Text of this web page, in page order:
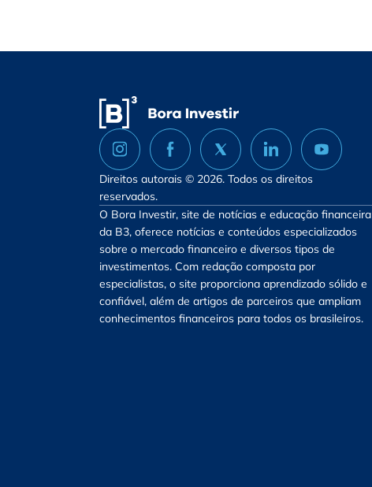
Direitos autorais © 2026. Todos os direitos
reservados.
O Bora Investir, site de notícias e educação financeira
da B3, oferece notícias e conteúdos especializados
sobre o mercado financeiro e diversos tipos de
investimentos. Com redação composta por
especialistas, o site proporciona aprendizado sólido e
confiável, além de artigos de parceiros que ampliam
conhecimentos financeiros para todos os brasileiros.